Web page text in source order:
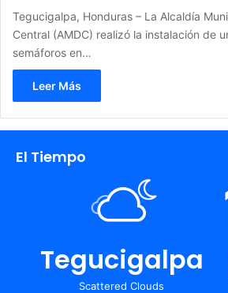
Tegucigalpa, Honduras – La Alcaldía
Central (AMDC) realizó la instalación de
semáforos en…
Leer Más
El Tiempo
Tegucigalpa
Scattered Clouds